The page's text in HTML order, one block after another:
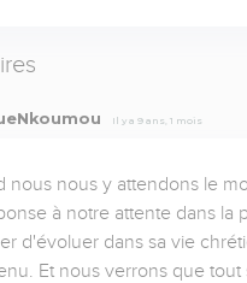
Il y a 9 ans, 1 mois
nous nous y attendons le
à notre attente dans la
d'évoluer dans sa vie
Et nous verrons que